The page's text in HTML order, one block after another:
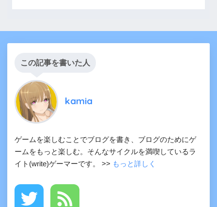
この記事を書いた人
kamia
ゲームを楽しむことでブログを書き、ブログのためにゲ
ームをもっと楽しむ。そんなサイクルを満喫しているラ
イト(write)ゲーマーです。 >> もっと詳しく